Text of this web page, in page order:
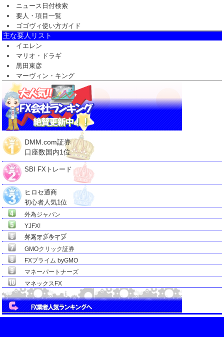
ニュース日付検索
要人・項目一覧
ゴゴヴィ使い方ガイド
主な要人リスト
イエレン
マリオ・ドラギ
黒田東彦
マーヴィン・キング
DMM.com証券
口座数国内1位
SBI FXトレード
ヒロセ通商
初心者人気1位
外為ジャパン
YJFX!
ヤフーグループ
外為オンライン
GMOクリック証券
FXプライム byGMO
マネーパートナーズ
マネックスFX